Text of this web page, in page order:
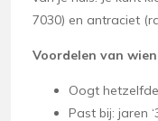
7030) en antraciet
Voordelen van
Oogt
Past bij: jaren